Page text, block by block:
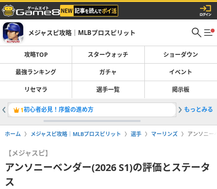
メジャスピ攻略｜MLBプロスピリット
攻略TOP スターウォッチ ショーダウン
最強ランキング ガチャ イベント
リセマラ 選手一覧 掲示板
1初心者必見！序盤の進め方 2タイワ
もっとみる
ホーム メジャスピ攻略｜MLBプロスピリット 選手 マーリンズ アンソニー
【メジャスピ】
アンソニーベンダー(2026 S1)の評価とステータ
ス